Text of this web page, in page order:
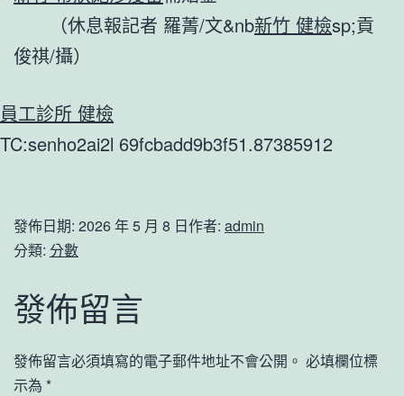
（休息報記者 羅菁/文&nb新竹 健檢sp;貢
俊祺/攝）
員工診所 健檢
TC:senho2ai2l 69fcbadd9b3f51.87385912
發佈日期: 2026 年 5 月 8 日作者: admin
分類: 分數
發佈留言
發佈留言必須填寫的電子郵件地址不會公開。 必填欄位標
示為 *